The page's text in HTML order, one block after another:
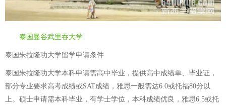
泰国曼谷武里吞大学
泰国朱拉隆功大学留学申请条件
泰国朱拉隆功大学本科申请需高中毕业，提供高中成绩单、毕业证，
部分专业要求高考成绩或SAT成绩，雅思一般需达6.0或托福80分以
上。硕士申请需本科毕业，有学士学位，本科成绩优良，雅思6.5或托